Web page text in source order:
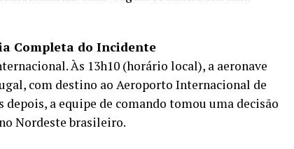
Completa do Incidente
Às 13h10 (horário local), a aeronave
com destino ao Aeroporto Internacional de
depois, a equipe de comando tomou uma decisão
Nordeste brasileiro.